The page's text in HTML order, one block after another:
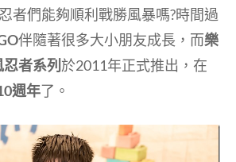
者們能夠順利戰勝風暴嗎?時間過
伴隨著很多大小朋友成長，而樂
者系列 於2011年正式推出，在
週年了。